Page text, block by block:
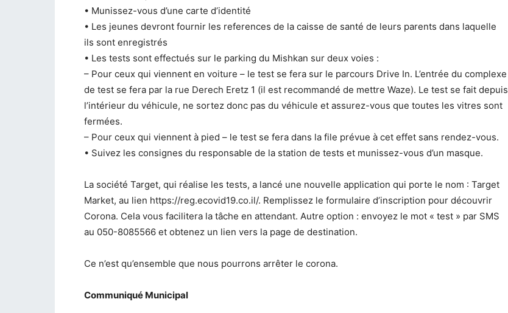
• Munissez-vous d’une carte d’identité
• Les jeunes devront fournir les references de la caisse de santé de leurs parents dans laquelle
ils sont enregistrés
• Les tests sont effectués sur le parking du Mishkan sur deux voies :
– Pour ceux qui viennent en voiture – le test se fera sur le parcours Drive In. L’entrée du complexe
de test se fera par la rue Derech Eretz 1 (il est recommandé de mettre Waze). Le test se fait depuis
l’intérieur du véhicule, ne sortez donc pas du véhicule et assurez-vous que toutes les vitres sont
fermées.
– Pour ceux qui viennent à pied – le test se fera dans la file prévue à cet effet sans rendez-vous.
• Suivez les consignes du responsable de la station de tests et munissez-vous d’un masque.
La société Target, qui réalise les tests, a lancé une nouvelle application qui porte le nom : Target
Market, au lien https://reg.ecovid19.co.il/. Remplissez le formulaire d’inscription pour découvrir
Corona. Cela vous facilitera la tâche en attendant. Autre option : envoyez le mot « test » par SMS
au 050-8085566 et obtenez un lien vers la page de destination.
Ce n’est qu’ensemble que nous pourrons arrêter le corona.
Communiqué Municipal